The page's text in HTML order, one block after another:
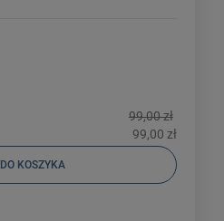
99,00 zł
99,00 zł
DO KOSZYKA